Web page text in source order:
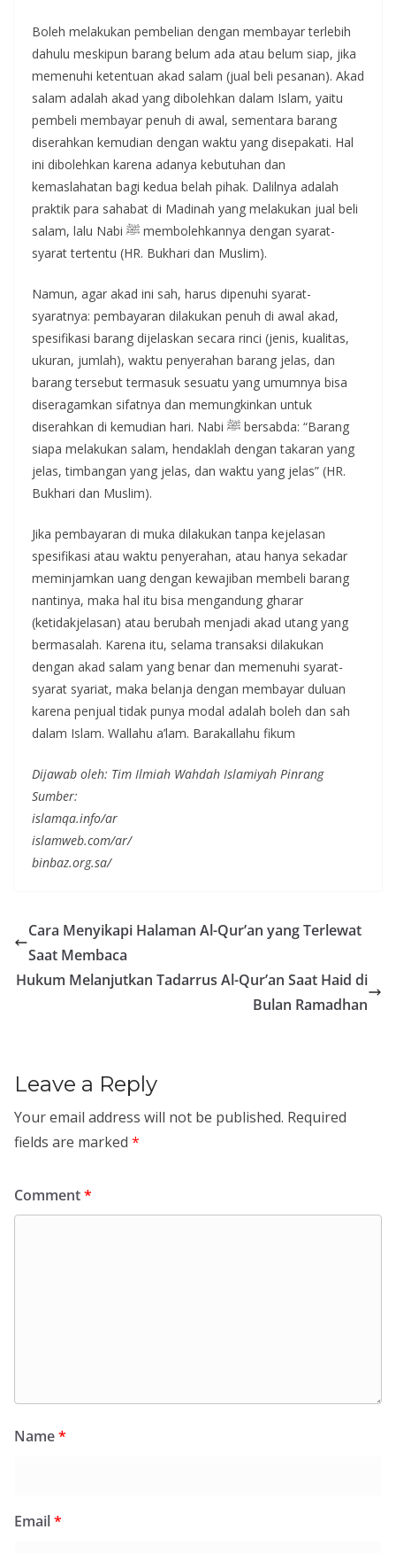
Boleh melakukan pembelian dengan membayar terlebih
dahulu meskipun barang belum ada atau belum siap, jika
memenuhi ketentuan akad salam (jual beli pesanan). Akad
salam adalah akad yang dibolehkan dalam Islam, yaitu
pembeli membayar penuh di awal, sementara barang
diserahkan kemudian dengan waktu yang disepakati. Hal
ini dibolehkan karena adanya kebutuhan dan
kemaslahatan bagi kedua belah pihak. Dalilnya adalah
praktik para sahabat di Madinah yang melakukan jual beli
salam, lalu Nabi ﷺ membolehkannya dengan syarat-
syarat tertentu (HR. Bukhari dan Muslim).
Namun, agar akad ini sah, harus dipenuhi syarat-
syaratnya: pembayaran dilakukan penuh di awal akad,
spesifikasi barang dijelaskan secara rinci (jenis, kualitas,
ukuran, jumlah), waktu penyerahan barang jelas, dan
barang tersebut termasuk sesuatu yang umumnya bisa
diseragamkan sifatnya dan memungkinkan untuk
diserahkan di kemudian hari. Nabi ﷺ bersabda: “Barang
siapa melakukan salam, hendaklah dengan takaran yang
jelas, timbangan yang jelas, dan waktu yang jelas” (HR.
Bukhari dan Muslim).
Jika pembayaran di muka dilakukan tanpa kejelasan
spesifikasi atau waktu penyerahan, atau hanya sekadar
meminjamkan uang dengan kewajiban membeli barang
nantinya, maka hal itu bisa mengandung gharar
(ketidakjelasan) atau berubah menjadi akad utang yang
bermasalah. Karena itu, selama transaksi dilakukan
dengan akad salam yang benar dan memenuhi syarat-
syarat syariat, maka belanja dengan membayar duluan
karena penjual tidak punya modal adalah boleh dan sah
dalam Islam. Wallahu a’lam. Barakallahu fikum
Dijawab oleh: Tim Ilmiah Wahdah Islamiyah Pinrang
Sumber:
islamqa.info/ar
islamweb.com/ar/
binbaz.org.sa/
Cara Menyikapi Halaman Al-Qur’an yang Terlewat
Saat Membaca
Hukum Melanjutkan Tadarrus Al-Qur’an Saat Haid di
Bulan Ramadhan
Leave a Reply
Your email address will not be published. Required
fields are marked *
Comment*
Name*
Email*